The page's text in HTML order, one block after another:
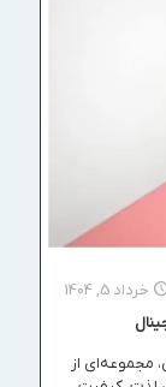
خرداد 5, 1404
مجموعه‌ای از